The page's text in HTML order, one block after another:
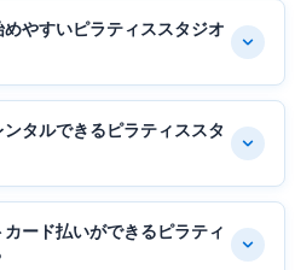
やすいピラティススタジオ
タルできるピラティススタ
ード払いができるピラティ